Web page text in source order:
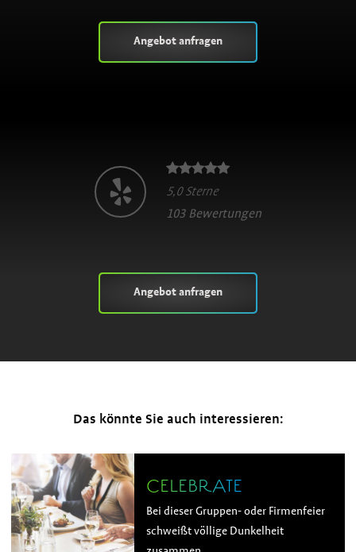
Angebot anfragen
5,0 Sterne
103 Bewertungen
Angebot anfragen
Das könnte Sie auch interessieren:
CELEBRATE
Bei dieser Gruppen- oder Firmenfeier
schweißt völlige Dunkelheit